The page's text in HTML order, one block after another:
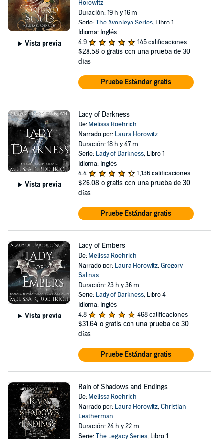
Vista previa
Horowitz
Duración: 19 h y 16 m
Serie:The Avonleya Series, Libro 1
Idioma: Inglés
4.9
145 calificaciones
$28.58 o gratis con una prueba de 30
días
Pruebe Estándar gratis
Vista previa
Lady of Darkness
De: Melissa Roehrich
Narrado por: Laura Horowitz
Duración: 18 h y 47 m
Serie: Lady of Darkness, Libro 1
Idioma: Inglés
4.4
1,136 calificaciones
$26.08 o gratis con una prueba de 30
días
Pruebe Estándar gratis
Vista previa
Lady of Embers
De: Melissa Roehrich
Narrado por: Laura Horowitz,Gregory
Salinas
Duración: 23 h y 36 m
Serie: Lady of Darkness, Libro 4
Idioma: Inglés
4.8
468 calificaciones
$31.64 o gratis con una prueba de 30
días
Pruebe Estándar gratis
Rain of Shadows and Endings
De: Melissa Roehrich
Narrado por: Laura Horowitz,Christian
Leatherman
Duración: 24 h y 22 m
Serie:The Legacy Series, Libro 1